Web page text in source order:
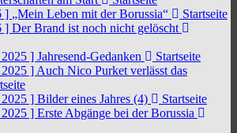
] „Mein Leben mit der Borussia“
Startseite
] Der Brand ist noch nicht gelöscht
] Jahresend-Gedanken
Startseite
] Auch Nico Purket verlässt das
] Bilder eines Jahres (4)
Startseite
] Erste Abgänge bei der Borussia